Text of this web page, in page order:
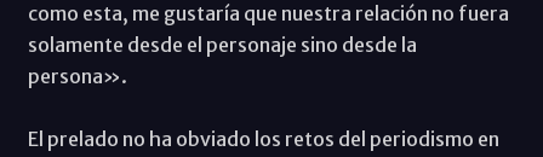
como esta, me gustaría que nuestra relación no fuera
solamente desde el personaje sino desde la
persona».
El prelado no ha obviado los retos del periodismo en